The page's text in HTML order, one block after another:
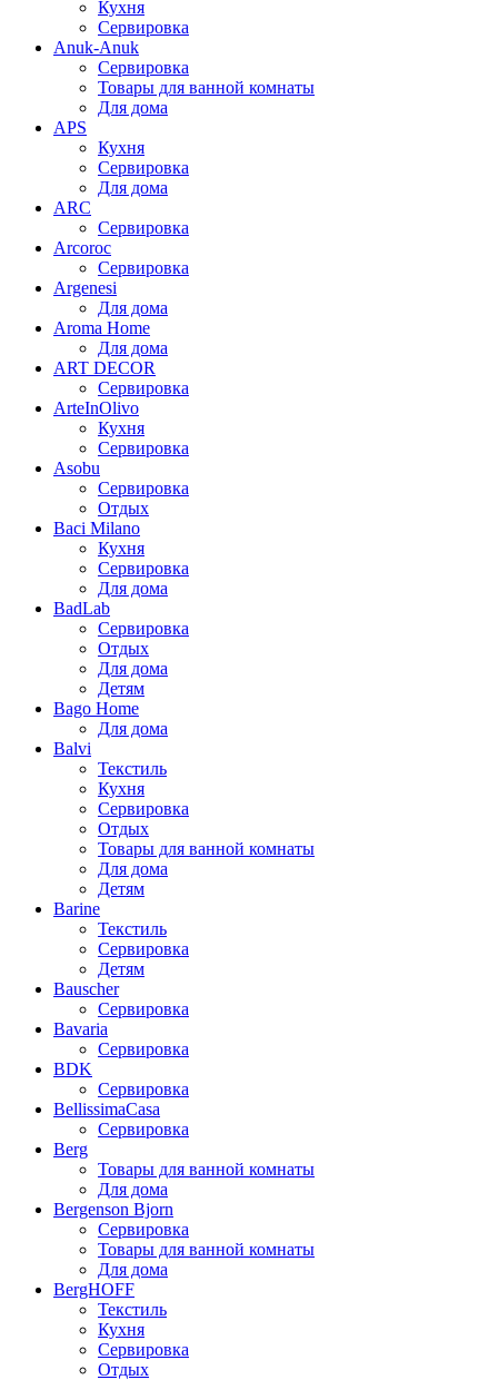
Кухня
Сервировка
Anuk-Anuk
Сервировка
Товары для ванной комнаты
Для дома
APS
Кухня
Сервировка
Для дома
ARC
Сервировка
Arcoroc
Сервировка
Argenesi
Для дома
Aroma Home
Для дома
ART DECOR
Сервировка
ArteInOlivo
Кухня
Сервировка
Asobu
Сервировка
Отдых
Baci Milano
Кухня
Сервировка
Для дома
BadLab
Сервировка
Отдых
Для дома
Детям
Bago Home
Для дома
Balvi
Текстиль
Кухня
Сервировка
Отдых
Товары для ванной комнаты
Для дома
Детям
Barine
Текстиль
Сервировка
Детям
Bauscher
Сервировка
Bavaria
Сервировка
BDK
Сервировка
BellissimaCasa
Сервировка
Berg
Товары для ванной комнаты
Для дома
Bergenson Bjorn
Сервировка
Товары для ванной комнаты
Для дома
BergHOFF
Текстиль
Кухня
Сервировка
Отдых